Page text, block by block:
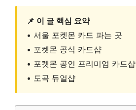
📌 이 글 핵심 요약
• 서울 포켓몬 카드 파는 곳
• 포켓몬 공식 카드샵
• 포켓몬 공인 프리미엄 카드샵
• 도곡 듀얼샵